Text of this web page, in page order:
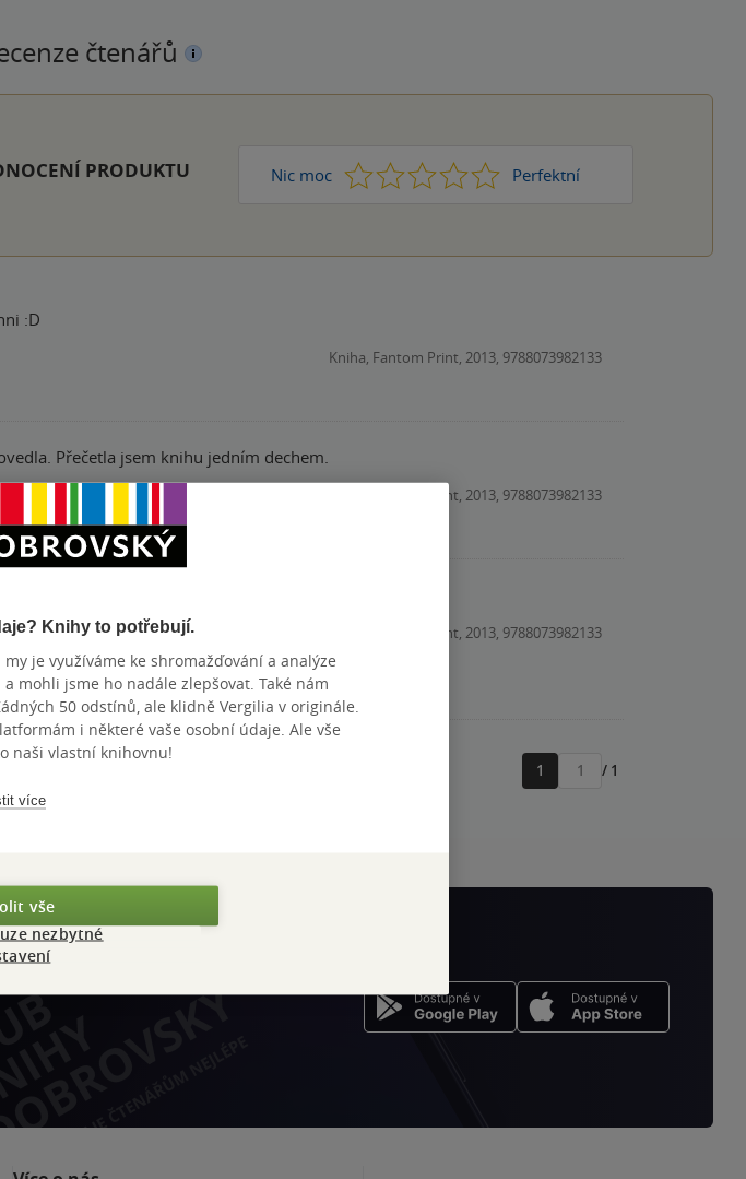
čtenářů
PRODUKTU Nic moc 1 2 3 4 Perfektní
5
:D
Kniha, Fantom Print, 2013, 9788073982133
Přečetla jsem knihu jedním dechem.
Kniha, Fantom Print, 2013, 9788073982133
Kniha, Fantom Print, 2013, 9788073982133
1
Přejít
/ 1
Knihy to potřebují.
je využíváme ke shromažďování a analýze
mohli jsme ho nadále zlepšovat. Také nám
50 odstínů, ale klidně Vergilia v originále.
i některé vaše osobní údaje. Ale vše
naši vlastní knihovnu!
více
vše
nezbytné